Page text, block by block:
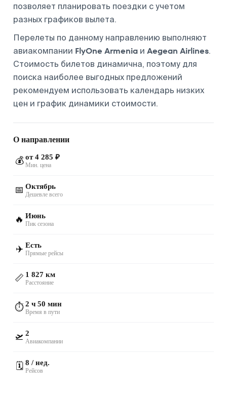
позволяет планировать поездки с учетом
разных графиков вылета.
Перелеты по данному направлению выполняют
авиакомпании FlyOne Armenia и Aegean Airlines.
Стоимость билетов динамична, поэтому для
поиска наиболее выгодных предложений
рекомендуем использовать календарь низких
цен и график динамики стоимости.
О направлении
💰 от 4 285 ₽
Мин. цена
📅 Октябрь
Дешевле всего
🔥 Июнь
Пик сезона
✈️ Есть
Прямые рейсы
📏 1 827 км
Расстояние
⏱️2 ч 50 мин
Время в пути
🛫 2
Авиакомпании
🗓️ 8 / нед.
Рейсов